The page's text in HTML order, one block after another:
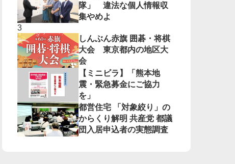
隊」 違法な個人情報収
集やめよ
しんぶん赤旗 囲碁・将棋
大会 東京都内の地区大
会
【ミニビラ】「熊本地
震・緊急募金にご協力
を」
都営住宅 「対象絞り」の
からくり解明 共産党 都議
団入居申込者の実態調査